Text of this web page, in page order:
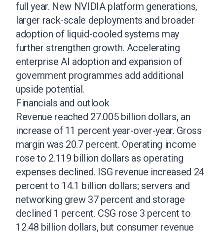
full year. New NVIDIA platform generations,
larger rack-scale deployments and broader
adoption of liquid-cooled systems may
further strengthen growth. Accelerating
enterprise AI adoption and expansion of
government programmes add additional
upside potential.
Financials and outlook
Revenue reached 27.005 billion dollars, an
increase of 11 percent year-over-year. Gross
margin was 20.7 percent. Operating income
rose to 2.119 billion dollars as operating
expenses declined. ISG revenue increased 24
percent to 14.1 billion dollars; servers and
networking grew 37 percent and storage
declined 1 percent. CSG rose 3 percent to
12.48 billion dollars, but consumer revenue